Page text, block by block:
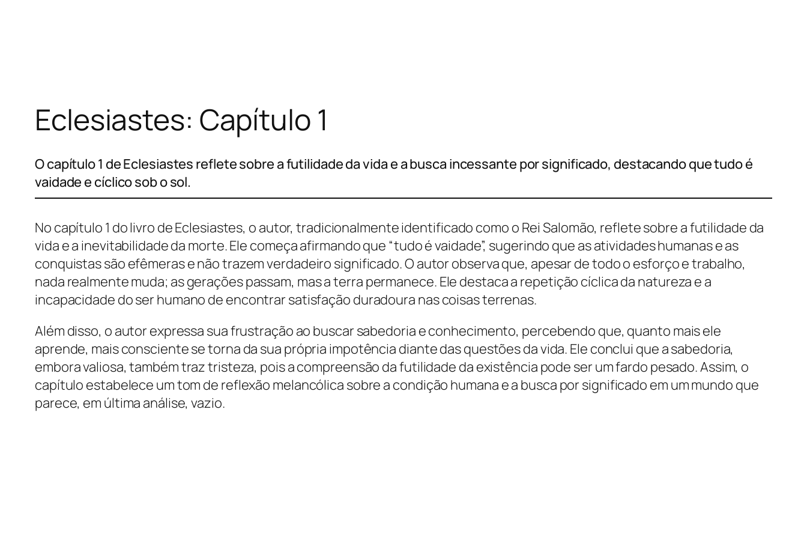
conteúdoEclesiastes: Capítulo 1
O capítulo 1 de Eclesiastes reflete sobre a futilidade da vida e a busca incessante por significado, destacando que tudo é
vaidade e cíclico sob o sol.
No capítulo 1 do livro de Eclesiastes, o autor, tradicionalmente identificado como o Rei Salomão, reflete sobre a futilidade da
vida e a inevitabilidade da morte. Ele começa afirmando que “tudo é vaidade”, sugerindo que as atividades humanas e as
conquistas são efêmeras e não trazem verdadeiro significado. O autor observa que, apesar de todo o esforço e trabalho,
nada realmente muda; as gerações passam, mas a terra permanece. Ele destaca a repetição cíclica da natureza e a
incapacidade do ser humano de encontrar satisfação duradoura nas coisas terrenas.
Além disso, o autor expressa sua frustração ao buscar sabedoria e conhecimento, percebendo que, quanto mais ele
aprende, mais consciente se torna da sua própria impotência diante das questões da vida. Ele conclui que a sabedoria,
embora valiosa, também traz tristeza, pois a compreensão da futilidade da existência pode ser um fardo pesado. Assim, o
capítulo estabelece um tom de reflexão melancólica sobre a condição humana e a busca por significado em um mundo que
parece, em última análise, vazio.